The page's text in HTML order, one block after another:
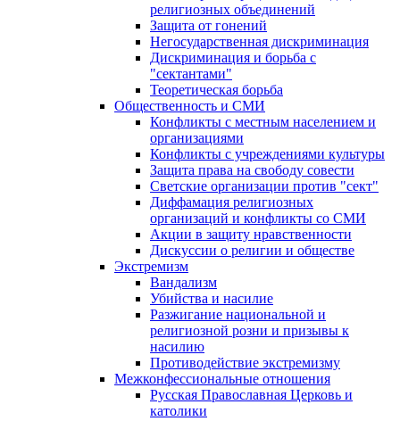
религиозных объединений
Защита от гонений
Негосударственная дискриминация
Дискриминация и борьба с
"сектантами"
Теоретическая борьба
Общественность и СМИ
Конфликты с местным населением и
организациями
Конфликты с учреждениями культуры
Защита права на свободу совести
Светские организации против "сект"
Диффамация религиозных
организаций и конфликты со СМИ
Акции в защиту нравственности
Дискуссии о религии и обществе
Экстремизм
Вандализм
Убийства и насилие
Разжигание национальной и
религиозной розни и призывы к
насилию
Противодействие экстремизму
Межконфессиональные отношения
Русская Православная Церковь и
католики